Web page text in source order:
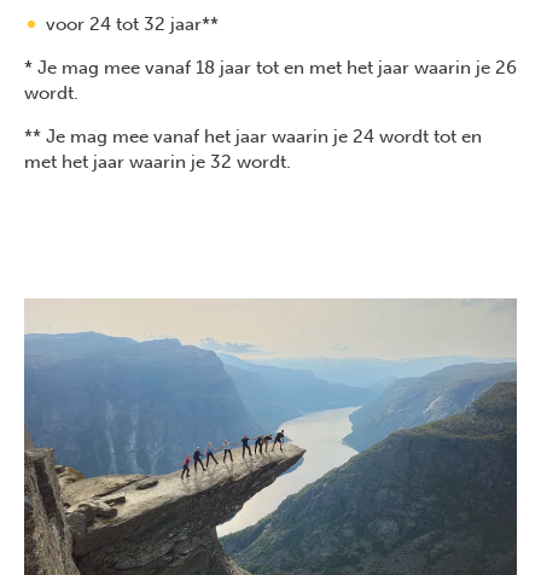
voor 24 tot 32 jaar**
* Je mag mee vanaf 18 jaar tot en met het jaar waarin je 26
wordt.
** Je mag mee vanaf het jaar waarin je 24 wordt tot en
met het jaar waarin je 32 wordt.